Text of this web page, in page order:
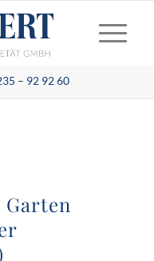
– 92 92 60
Garten